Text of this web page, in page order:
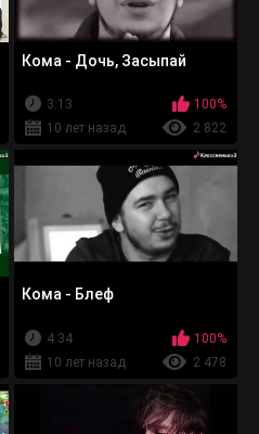
Кома - Дочь, Засыпай
3:13
100%
10 лет назад
2 822
Кома - Блеф
4:34
100%
10 лет назад
2 478